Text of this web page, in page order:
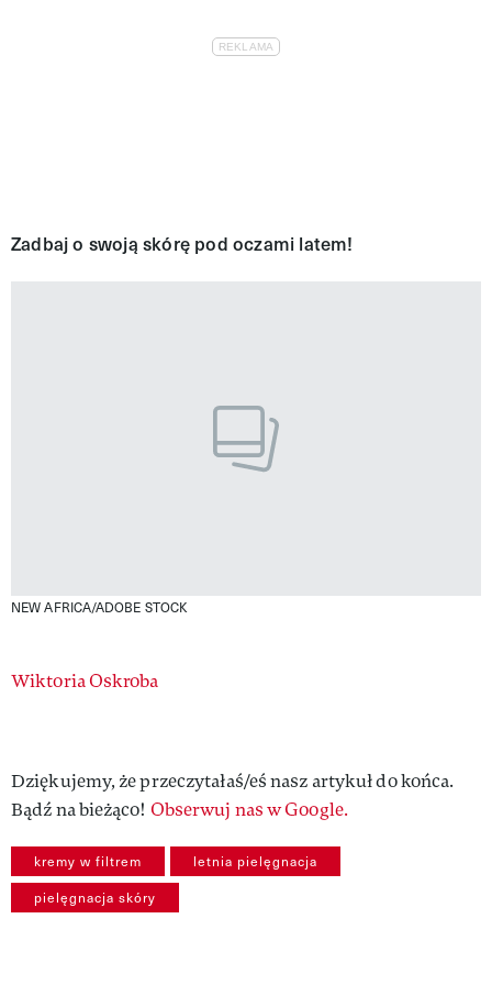
Zadbaj o swoją skórę pod oczami latem!
NEW AFRICA/ADOBE STOCK
Authors
Wiktoria Oskroba
Dziękujemy, że przeczytałaś/eś nasz artykuł do końca.
Bądź na bieżąco! Obserwuj nas w Google.
kremy w filtrem letnia pielęgnacja
pielęgnacja skóry